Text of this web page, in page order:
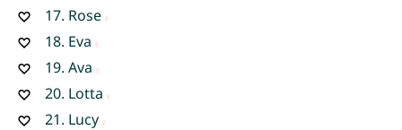
17. Rose
18. Eva
19. Ava
20. Lotta
21. Lucy